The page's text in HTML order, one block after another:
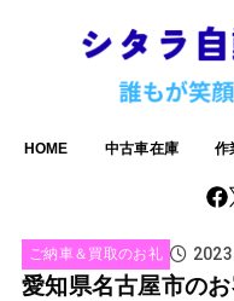
HOME 中古車在庫 作
ご納車＆買取のお礼
愛知県名古屋市の